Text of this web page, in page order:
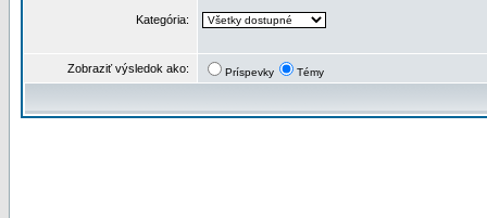
Kategória:
Zobraziť výsledok ako: Príspevky Témy